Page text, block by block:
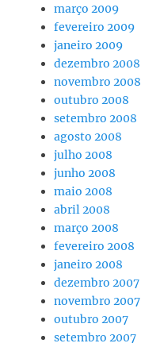
março 2009
fevereiro 2009
janeiro 2009
dezembro 2008
novembro 2008
outubro 2008
setembro 2008
agosto 2008
julho 2008
junho 2008
maio 2008
abril 2008
março 2008
fevereiro 2008
janeiro 2008
dezembro 2007
novembro 2007
outubro 2007
setembro 2007